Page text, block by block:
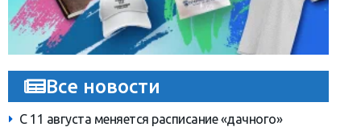
Все новости
С 11 августа меняется расписание «дачного»